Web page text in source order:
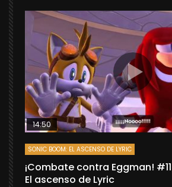
14:50
SONIC BOOM: EL ASCENSO DE LYRIC
¡Combate contra Eggman!
El ascenso de Lyric